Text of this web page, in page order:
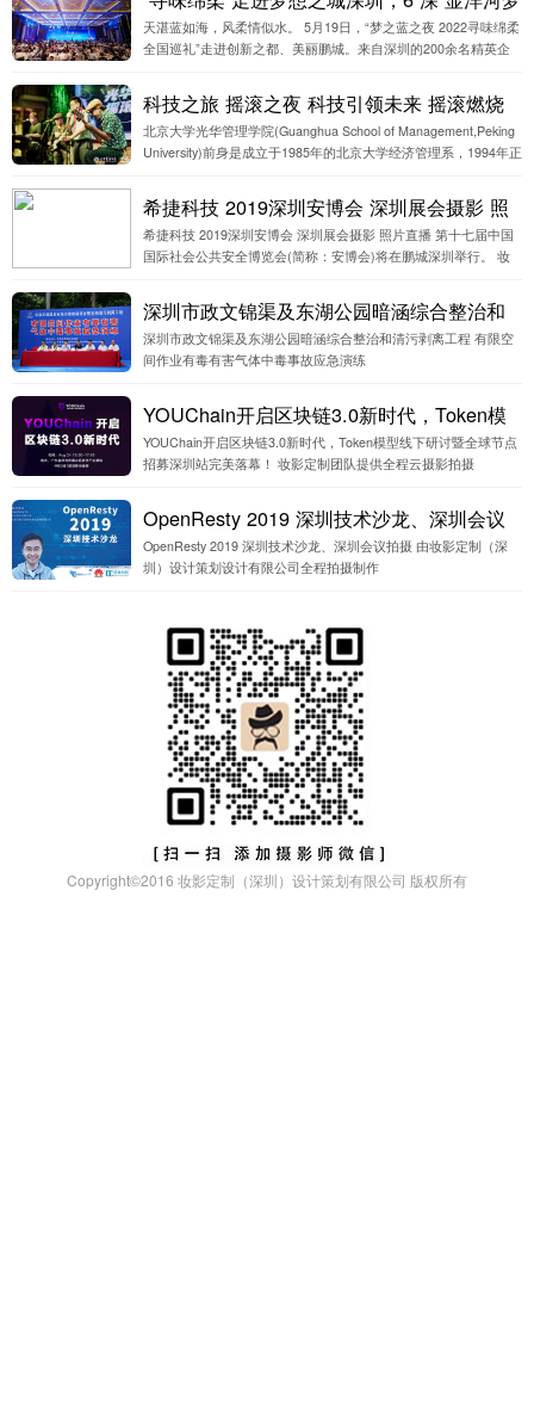
片直播
希捷科技 2019深圳安博会 深圳展会摄影 照片直播 第十七届中国
国际社会公共安全博览会(简称：安博会)将在鹏城深圳举行。 妆
影定制摄影公司应邀全程为希捷科技提供全程展会拍摄，以及颁
深圳市政文锦渠及东湖公园暗涵综合整治和
清污剥离工程,有限空间作业有毒有害气体中
毒事故应急演练
深圳市政文锦渠及东湖公园暗涵综合整治和清污剥离工程 有限空
间作业有毒有害气体中毒事故应急演练
YOUChain开启区块链3.0新时代，Token模
型线下研讨暨全球节点招募深圳站完美落
幕！深圳云摄影
YOUChain开启区块链3.0新时代，Token模型线下研讨暨全球节点
招募深圳站完美落幕！ 妆影定制团队提供全程云摄影拍摄
OpenResty 2019 深圳技术沙龙、深圳会议
拍摄
OpenResty 2019 深圳技术沙龙、深圳会议拍摄 由妆影定制（深
圳）设计策划设计有限公司全程拍摄制作
2016妆影定制（深圳）设计策划有限公司 版权所有